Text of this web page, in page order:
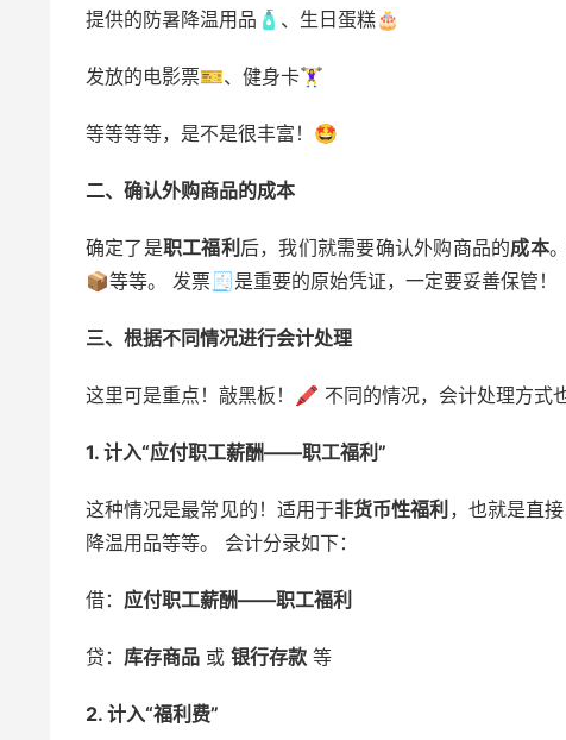
提供的防暑降温用品🧴、生日蛋糕🎂
发放的电影票🎫、健身卡🏋️‍♀️
等等等等，是不是很丰富！🤩
二、确认外购商品的成本
确定了是职工福利 后，我们就需要确认外购商品的成本
📦等等。 发票🧾是重要的原始凭证，一定要妥善保管！
三、根据不同情况进行会计处理
这里可是重点！敲黑板！🖍️ 不同的情况，会计处理方式也
1. 计入“应付职工薪酬——职工福利”
这种情况是最常见的！适用于非货币性福利 ，也就是直
降温用品等等。 会计分录如下：
借： 应付职工薪酬——职工福利
贷： 库存商品 或 银行存款 等
2. 计入“福利费”